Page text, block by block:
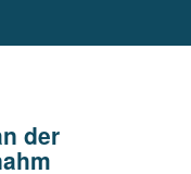
der